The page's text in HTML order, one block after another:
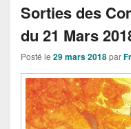
Sorties des
du 21 Mars
Posté le 29 mars 2018par